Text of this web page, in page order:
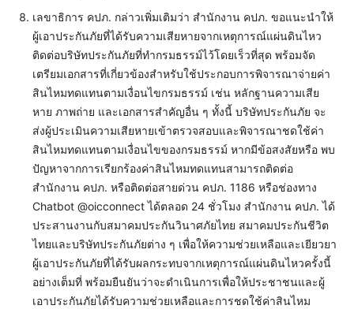
เลขาธิการ คปภ. กล่าวเพิ่มเติมว่า สำนักงาน คปภ. ขอแนะนำให้
ผู้เอาประกันภัยที่ได้รับความเสียหายจากเหตุการณ์แผ่นดินไหว
ติดต่อบริษัทประกันภัยที่ทำกรมธรรม์ไว้โดยเร็วที่สุด พร้อมจัด
เตรียมเอกสารที่เกี่ยวข้องสำหรับใช้ประกอบการพิจารณาจ่ายค่า
สินไหมทดแทนตามเงื่อนไขกรมธรรม์ เช่น หลักฐานความเสีย
หาย ภาพถ่าย และเอกสารสำคัญอื่น ๆ ทั้งนี้ บริษัทประกันภัย จะ
ส่งผู้ประเมินความเสียหายเข้าตรวจสอบและพิจารณาชดใช้ค่า
สินไหมทดแทนตามเงื่อนไขของกรมธรรม์ หากมีข้อสงสัยหรือ พบ
ปัญหาจากการเรียกร้องค่าสินไหมทดแทนสามารถติดต่อ
สำนักงาน คปภ. หรือติดต่อสายด่วน คปภ. 1186 หรือช่องทาง
Chatbot @oicconnect ได้ตลอด 24 ชั่วโมง สำนักงาน คปภ. ได้
ประสานงานกับสมาคมประกันวินาศภัยไทย สมาคมประกันชีวิต
ไทยและบริษัทประกันภัยต่าง ๆ เพื่อให้ความช่วยเหลือและเยียวยา
ผู้เอาประกันภัยที่ได้รับผลกระทบจากเหตุการณ์แผ่นดินไหวครั้งนี้
อย่างเต็มที่ พร้อมยืนยันว่าจะดำเนินการเพื่อให้ประชาชนและผู้
เอาประกันภัยได้รับความช่วยเหลือและการชดใช้ค่าสินไหม